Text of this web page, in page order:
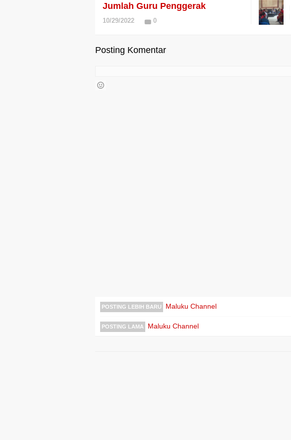
Jumlah Guru Penggerak
10/29/2022 0
Posting Komentar
POSTING LEBIH BARU Maluku Channel
POSTING LAMA Maluku Channel